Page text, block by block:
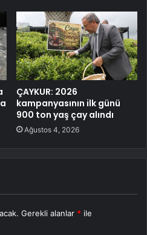
ÇAYKUR: 2026
kampanyasının ilk günü
900 ton yaş çay alındı
Ağustos 4, 2026
Gerekli alanlar * ile